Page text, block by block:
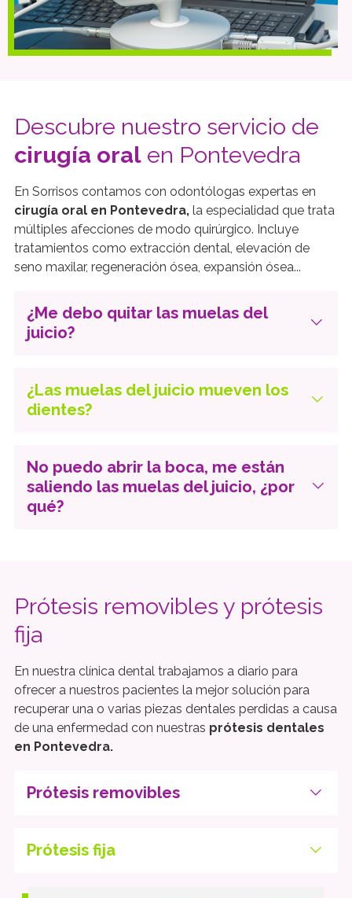
SABER MÁS
Descubre nuestro servicio de
cirugía oral en Pontevedra
En Sorrisos contamos con odontólogas expertas en
cirugía oral en Pontevedra, la especialidad que trata
múltiples afecciones de modo quirúrgico. Incluye
tratamientos como extracción dental, elevación de
seno maxilar, regeneración ósea, expansión ósea...
¿Me debo quitar las muelas del
juicio?
¿Las muelas del juicio mueven los
dientes?
No puedo abrir la boca, me están
saliendo las muelas del juicio, ¿por
qué?
Prótesis removibles y prótesis
fija
En nuestra clínica dental trabajamos a diario para
ofrecer a nuestros pacientes la mejor solución para
recuperar una o varias piezas dentales perdidas a causa
de una enfermedad con nuestras prótesis dentales
en Pontevedra.
Prótesis removibles
Prótesis fija